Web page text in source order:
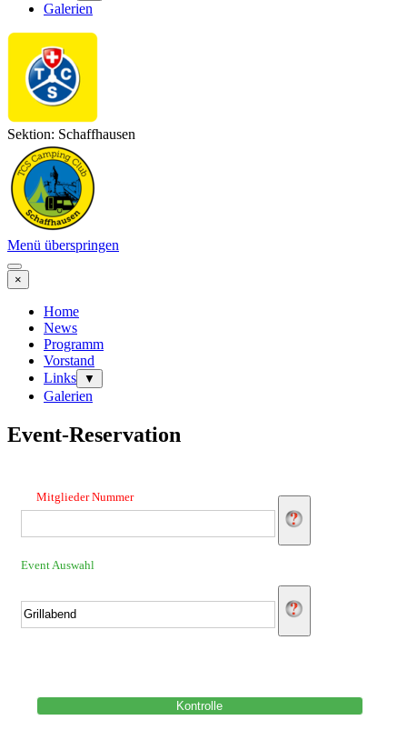
Galerien
Sektion: Schaffhausen
Menü überspringen
×
Home
News
Programm
Vorstand
Links
▼
Galerien
Event-Reservation
Mitglieder Nummer
Event Auswahl